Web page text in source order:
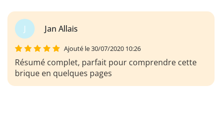
J Jan Allais
Ajouté le 30/07/2020 10:26
Résumé complet, parfait pour comprendre cette
brique en quelques pages